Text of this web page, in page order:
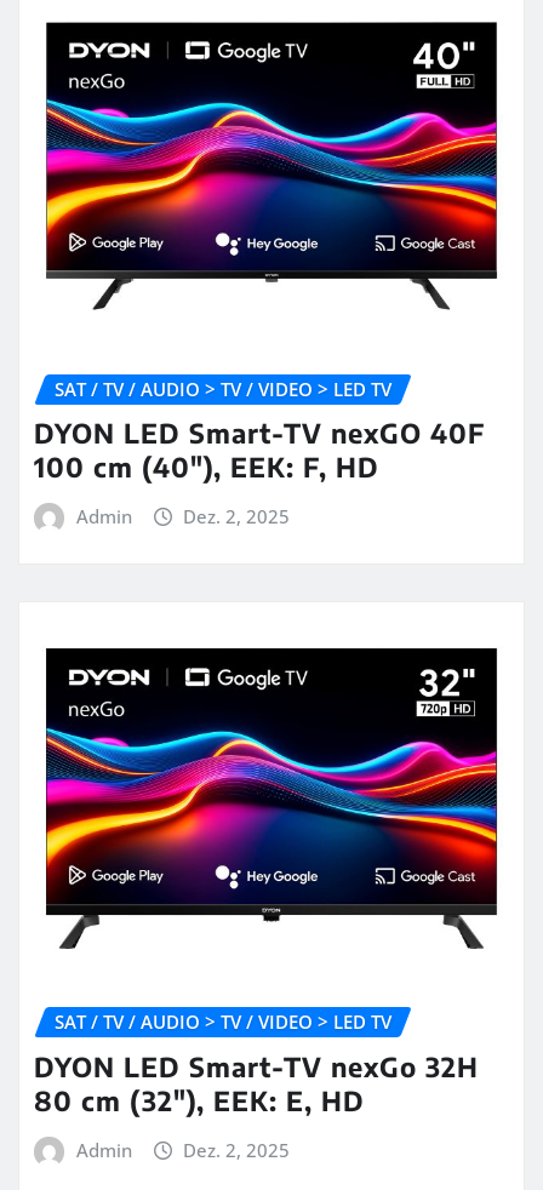
SAT / TV / AUDIO > TV / VIDEO > LED TV
DYON LED Smart-TV nexGO 40F
100 cm (40″), EEK: F, HD
Admin Dez. 2, 2025
SAT / TV / AUDIO > TV / VIDEO > LED TV
DYON LED Smart-TV nexGo 32H
80 cm (32″), EEK: E, HD
Admin Dez. 2, 2025